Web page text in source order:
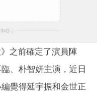
之前確定了演員陣
、朴智妍主演，近日
覺得延宇振和金世正